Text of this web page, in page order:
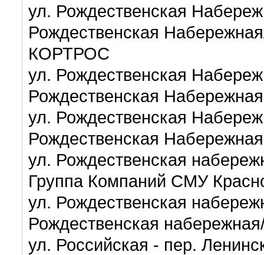
ул. Рождественская
Рождественская
КОРТРОС
ул. Рождественская
Рождественская
ул. Рождественская
Рождественская
ул. Рождественская
Группа Компаний СМУ
ул. Рождественская
Рождественская
ул. Российская - пер.